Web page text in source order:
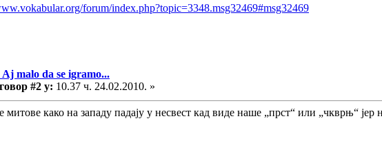
forum/index.php?topic=3348.msg32469#msg32469
malo da se igramo...
#2 у: 10.37 ч. 24.02.2010. »
како на западу падају у несвест кад виде наше „прст“ или „чкврњ“ јер